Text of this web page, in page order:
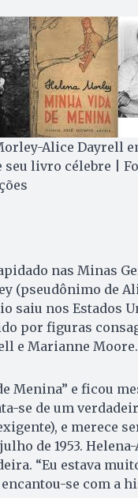
Alice Dayrell
seu livro célebre |
nas Minas
(pseudônimo de
saiu nos Estados
por figuras
e Marianne Moore.
Menina” e ficou
se de um
e merece
de 1953.
“Eu estava
se com a